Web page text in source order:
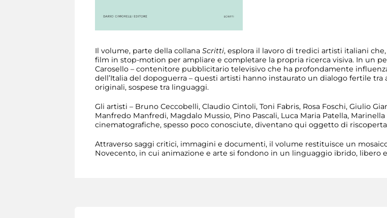
Il volume, parte della collana Scritti, esplora il lavoro di tredici artisti italiani che,
film in stop-motion per ampliare e completare la propria ricerca visiva. In un
Carosello – contenitore pubblicitario televisivo che ha profondamente
dell’Italia del dopoguerra – questi artisti hanno instaurato un dialogo fertile
originali, sospese tra linguaggi.
Gli artisti – Bruno Ceccobelli, Claudio Cintoli, Toni Fabris, Rosa Foschi, Giulio
Manfredo Manfredi, Magdalo Mussio, Pino Pascali, Luca Maria Patella,
cinematografiche, spesso poco conosciute, diventano qui oggetto di riscoperta
Attraverso saggi critici, immagini e documenti, il volume restituisce un
Novecento, in cui animazione e arte si fondono in un linguaggio ibrido, libero